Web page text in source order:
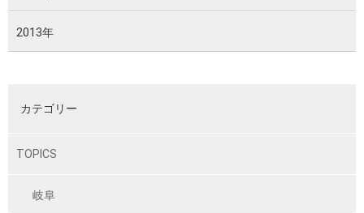
2013年
カテゴリー
TOPICS
岐阜